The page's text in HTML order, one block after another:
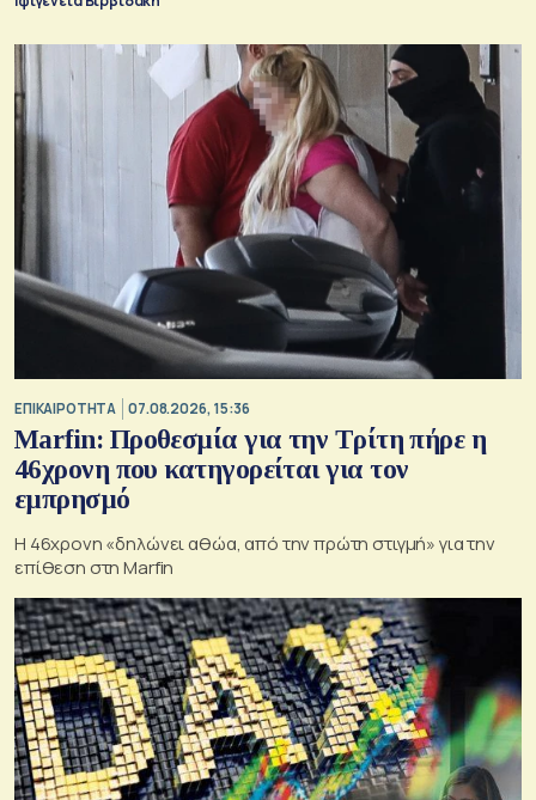
ΕΠΙΚΑΙΡΟΤΗΤΑ 07.08.2026, 15:36
Marfin: Προθεσμία για την Τρίτη πήρε η
46χρονη που κατηγορείται για τον
εμπρησμό
H 46χρονη «δηλώνει αθώα, από την πρώτη στιγμή» για την
επίθεση στη Marfin